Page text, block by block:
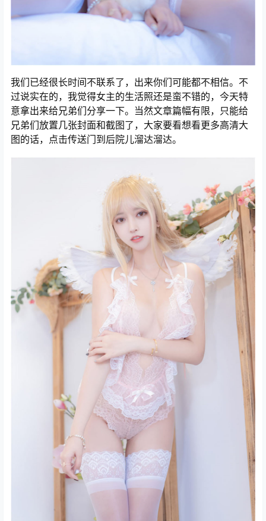
我们已经很长时间不联系了，出来你们可能都不相信。不
过说实在的，我觉得女主的生活照还是蛮不错的，今天特
意拿出来给兄弟们分享一下。当然文章篇幅有限，只能给
兄弟们放置几张封面和截图了，大家要看想看更多高清大
图的话，点击传送门到后院儿溜达溜达。